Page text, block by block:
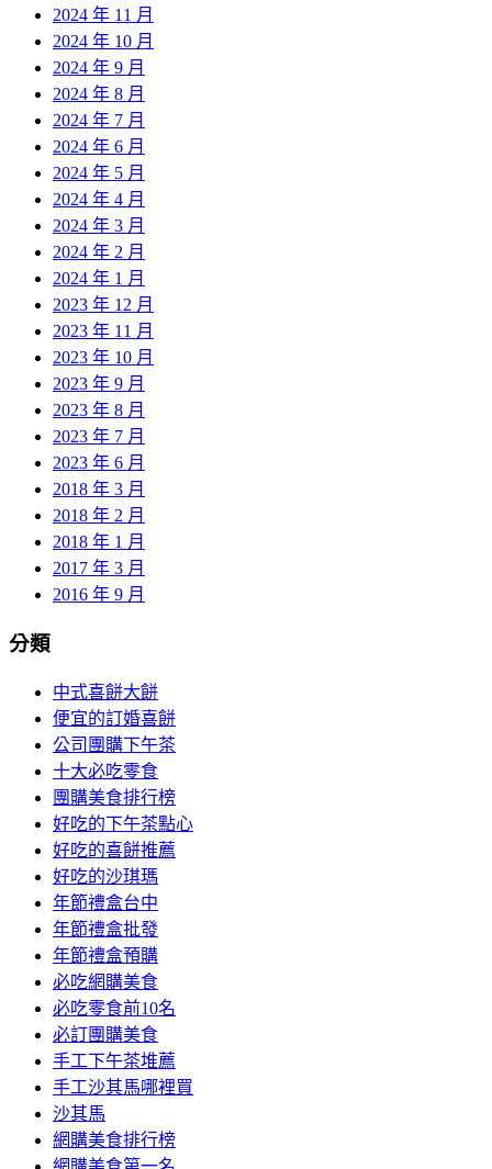
2024 年 11 月
2024 年 10 月
2024 年 9 月
2024 年 8 月
2024 年 7 月
2024 年 6 月
2024 年 5 月
2024 年 4 月
2024 年 3 月
2024 年 2 月
2024 年 1 月
2023 年 12 月
2023 年 11 月
2023 年 10 月
2023 年 9 月
2023 年 8 月
2023 年 7 月
2023 年 6 月
2018 年 3 月
2018 年 2 月
2018 年 1 月
2017 年 3 月
2016 年 9 月
分類
中式喜餅大餅
便宜的訂婚喜餅
公司團購下午茶
十大必吃零食
團購美食排行榜
好吃的下午茶點心
好吃的喜餅推薦
好吃的沙琪瑪
年節禮盒台中
年節禮盒批發
年節禮盒預購
必吃網購美食
必吃零食前10名
必訂團購美食
手工下午茶堆薦
手工沙其馬哪裡買
沙其馬
網購美食排行榜